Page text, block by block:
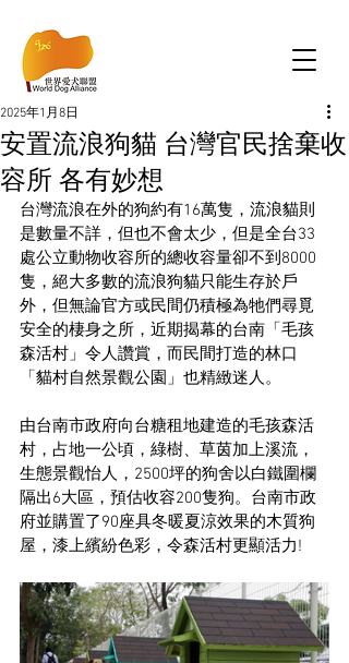
安置流浪狗貓 台灣官民捨棄收
容所 各有妙想
2025年1月8日
台灣流浪在外的狗約有16萬隻，流浪貓則
是數量不詳，但也不會太少，但是全台33
處公立動物收容所的總收容量卻不到8000
隻，絕大多數的流浪狗貓只能生存於戶
外，但無論官方或民間仍積極為牠們尋覓
安全的棲身之所，近期揭幕的台南「毛孩
森活村」令人讚賞，而民間打造的林口
「貓村自然景觀公園」也精緻迷人。
由台南市政府向台糖租地建造的毛孩森活
村，占地一公頃，綠樹、草茵加上溪流，
生態景觀怡人，2500坪的狗舍以白鐵圍欄
隔出6大區，預估收容200隻狗。台南市政
府並購置了90座具冬暖夏涼效果的木質狗
屋，漆上繽紛色彩，令森活村更顯活力!